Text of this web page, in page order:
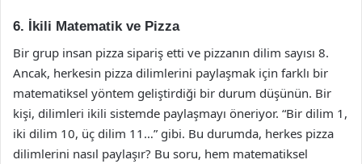
6. İkili Matematik ve Pizza
Bir grup insan pizza sipariş etti ve pizzanın dilim sayısı 8.
Ancak, herkesin pizza dilimlerini paylaşmak için farklı bir
matematiksel yöntem geliştirdiği bir durum düşünün. Bir
kişi, dilimleri ikili sistemde paylaşmayı öneriyor. “Bir dilim 1,
iki dilim 10, üç dilim 11…” gibi. Bu durumda, herkes pizza
dilimlerini nasıl paylaşır? Bu soru, hem matematiksel